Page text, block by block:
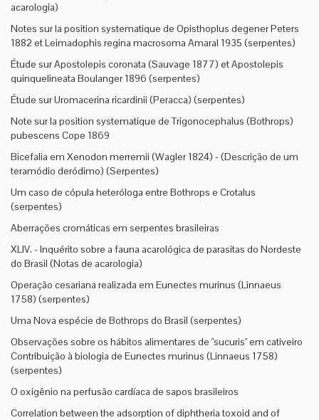
acarologia)
Notes sur la position systematique de Opisthoplus degener Peters
1882 et Leimadophis regina macrosoma Amaral 1935 (serpentes)
Étude sur Apostolepis coronata (Sauvage 1877) et Apostolepis
quinquelineata Boulanger 1896 (serpentes)
Étude sur Uromacerina ricardinii (Peracca) (serpentes)
Note sur la position systematique de Trigonocephalus (Bothrops)
pubescens Cope 1869
Bicefalia em Xenodon merremii (Wagler 1824) - (Descrição de um
teramódio deródimo) (Serpentes)
Um caso de cópula heteróloga entre Bothrops e Crotalus
(serpentes)
Aberrações cromáticas em serpentes brasileiras
XLIV. - Inquérito sobre a fauna acarológica de parasitas do Nordeste
do Brasil (Notas de acarologia)
Operação cesariana realizada em Eunectes murinus (Linnaeus
1758) (serpentes)
Uma Nova espécie de Bothrops do Brasil (serpentes)
Observações sobre os hábitos alimentares de "sucuris" em cativeiro
Contribuição à biologia de Eunectes murinus (Linnaeus 1758)
(serpentes)
O oxigênio na perfusão cardíaca de sapos brasileiros
Correlation between the adsorption of diphtheria toxoid and of